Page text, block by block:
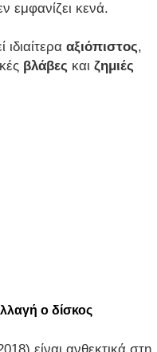
εμφανίζει κενά.
αξιόπιστος,
βλάβες και ζημιές
ο δίσκος